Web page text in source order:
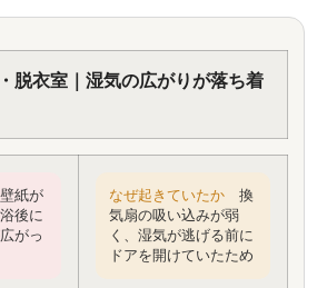
脱衣室｜湿気の広がりが落ち着
紙が
後に
がっ
なぜ起きていたか 換
気扇の吸い込みが弱
く、湿気が逃げる前に
ドアを開けていたため